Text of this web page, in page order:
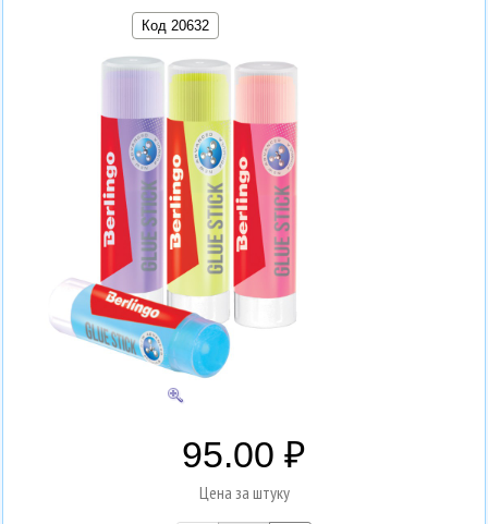
Код 20632
95.00
Цена за штуку